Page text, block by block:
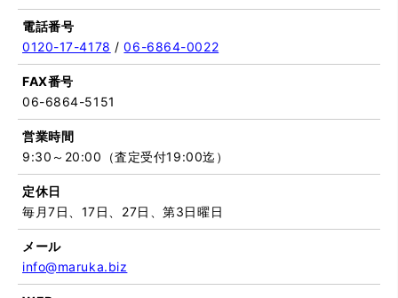
電話番号
0120-17-4178 /06-6864-0022
FAX番号
06-6864-5151
営業時間
9:30～20:00（査定受付19:00迄）
定休日
毎月7日、17日、27日、第3日曜日
メール
info@maruka.biz